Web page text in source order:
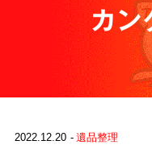
カン
2022.12.20 遺品整理